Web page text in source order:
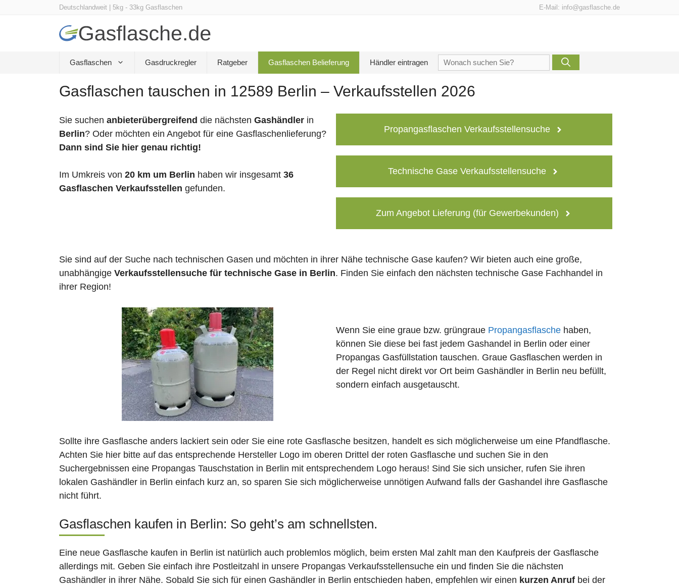
E-Mail: info@gasflasche.de
Deutschlandweit | 5kg - 33kg Gasflaschen
Gasflaschen Gasdruckregler Ratgeber Gasflaschen Belieferung Händler eintragen
Suche
Gasflaschen tauschen in 12589 Berlin – Verkaufsstellen 2026
Sie suchen anbieterübergreifend die nächsten Gashändler in
Berlin? Oder möchten ein Angebot für eine Gasflaschenlieferung?
Dann sind Sie hier genau richtig!
Im Umkreis von 20 km um Berlin haben wir insgesamt 36
Gasflaschen Verkaufsstellen gefunden.
Propangasflaschen Verkaufsstellensuche
Technische Gase Verkaufsstellensuche
Zum Angebot Lieferung (für Gewerbekunden)
Sie sind auf der Suche nach technischen Gasen und möchten in ihrer Nähe technische Gase kaufen? Wir bieten auch eine große,
unabhängige Verkaufsstellensuche für technische Gase in Berlin. Finden Sie einfach den nächsten technische Gase Fachhandel in
ihrer Region!
Wenn Sie eine graue bzw. grüngraue Propangasflaschehaben,
können Sie diese bei fast jedem Gashandel in Berlin oder einer
Propangas Gasfüllstation tauschen. Graue Gasflaschen werden in
der Regel nicht direkt vor Ort beim Gashändler in Berlin neu befüllt,
sondern einfach ausgetauscht.
Sollte ihre Gasflasche anders lackiert sein oder Sie eine rote Gasflasche besitzen, handelt es sich möglicherweise um eine Pfandflasche.
Achten Sie hier bitte auf das entsprechende Hersteller Logo im oberen Drittel der roten Gasflasche und suchen Sie in den
Suchergebnissen eine Propangas Tauschstation in Berlin mit entsprechendem Logo heraus! Sind Sie sich unsicher, rufen Sie ihren
lokalen Gashändler in Berlin einfach kurz an, so sparen Sie sich möglicherweise unnötigen Aufwand falls der Gashandel ihre Gasflasche
nicht führt.
Gasflaschen kaufen in Berlin: So geht’s am schnellsten.
Eine neue Gasflasche kaufen in Berlin ist natürlich auch problemlos möglich, beim ersten Mal zahlt man den Kaufpreis der Gasflasche
allerdings mit. Geben Sie einfach ihre Postleitzahl in unsere Propangas Verkaufsstellensuche ein und finden Sie die nächsten
Gashändler in ihrer Nähe. Sobald Sie sich für einen Gashändler in Berlin entschieden haben, empfehlen wir einen kurzen Anruf bei der